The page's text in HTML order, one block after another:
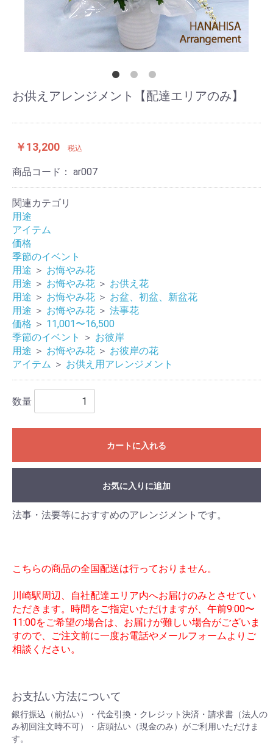
お供えアレンジメント【配達エリアのみ】
￥13,200 税込
商品コード： ar007
関連カテゴリ
用途
アイテム
価格
季節のイベント
用途 ＞ お悔やみ花
用途 ＞ お悔やみ花 ＞ お供え花
用途 ＞ お悔やみ花 ＞ お盆、初盆、新盆花
用途 ＞ お悔やみ花 ＞ 法事花
価格 ＞ 11,001〜16,500
季節のイベント
＞ お彼岸
用途 ＞ お悔やみ花 ＞ お彼岸の花
アイテム ＞ お供え用アレンジメント
数量
カートに入れる
お気に入りに追加
法事・法要等におすすめのアレンジメントです。
こちらの商品の全国配送は行っておりません。
川崎駅周辺、自社配達エリア内へお届けのみとさせてい
ただきます。時間をご指定いただけますが、午前9:00〜
11:00をご希望の場合は、お届けが難しい場合がございま
すので、ご注文前に一度お電話やメールフォームよりご
相談ください。
お支払い方法について
銀行振込（前払い）・代金引換・クレジット決済・請求書（法人の
み初回注文時不可）・店頭払い（現金のみ）がご利用いただけま
す。